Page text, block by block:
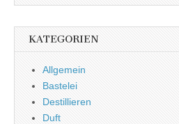
KATEGORIEN
Allgemein
Bastelei
Destillieren
Duft